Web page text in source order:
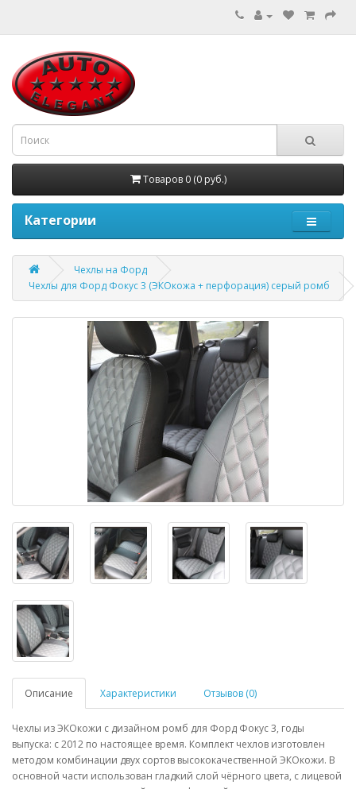
Товаров 0 (0 руб.)
Категории
Чехлы на Форд
Чехлы для Форд Фокус 3 (ЭКОкожа + перфорация) серый ромб
Описание Характеристики Отзывов (0)
Чехлы из ЭКОкожи с дизайном ромб для Форд Фокус 3, годы
выпуска: с 2012 по настоящее время. Комплект чехлов изготовлен
методом комбинации двух сортов высококачественной ЭКОкожи. В
основной части использован гладкий слой чёрного цвета, с лицевой